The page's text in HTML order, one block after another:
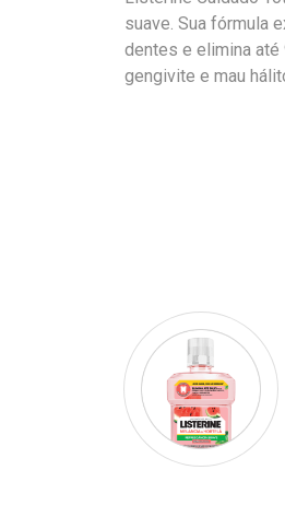
suave. Sua fórmula
dentes e elimina até
gengivite e mau